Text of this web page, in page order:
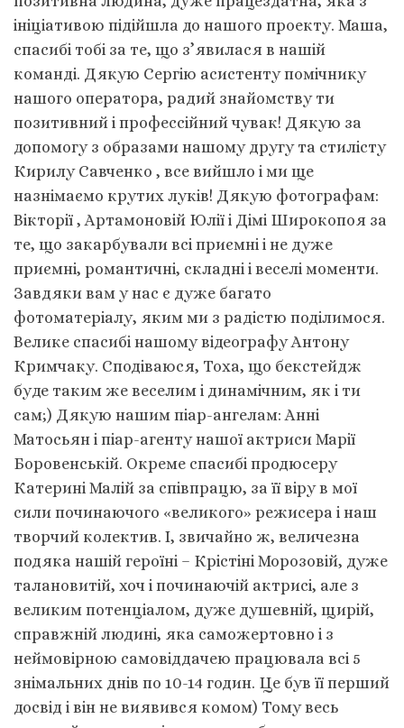
ініціативою підійшла до нашого проекту. Маша,
спасибі тобі за те, що з’явилася в нашій
команді. Дякую Сергію асистенту помічнику
нашого оператора, радий знайомству ти
позитивний і профессійний чувак! Дякую за
допомогу з образами нашому другу та стилісту
Кирилу Савченко , все вийшло і ми ще
назнімаємо крутих луків! Дякую фотографам:
Вікторії , Артамоновій Юлії і Дімі Широкопоя за
те, що закарбували всі приємні і не дуже
приємні, романтичні, складні і веселі моменти.
Завдяки вам у нас є дуже багато
фотоматеріалу, яким ми з радістю поділимося.
Велике спасибі нашому відеографу Антону
Кримчаку. Сподіваюся, Тоха, що бекстейдж
буде таким же веселим і динамічним, як і ти
сам;) Дякую нашим піар-ангелам: Анні
Матосьян і піар-агенту нашої актриси Марії
Боровенській. Окреме спасибі продюсеру
Катерині Малій за співпрацю, за її віру в мої
сили починаючого «великого» режисера і наш
творчий колектив. І, звичайно ж, величезна
подяка нашій героїні – Крістіні Морозовій, дуже
талановитій, хоч і починаючій актрисі, але з
великим потенціалом, дуже душевній, щирій,
справжній людині, яка саможертовно і з
неймовірною самовіддачею працювала всі 5
знімальних днів по 10-14 годин. Це був її перший
досвід і він не виявився комом) Тому весь